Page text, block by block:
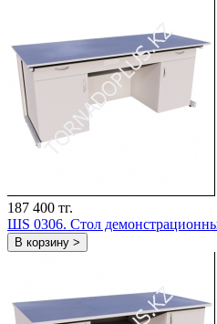
187 400 тг.
ШS 0306. Стол
В корзину >